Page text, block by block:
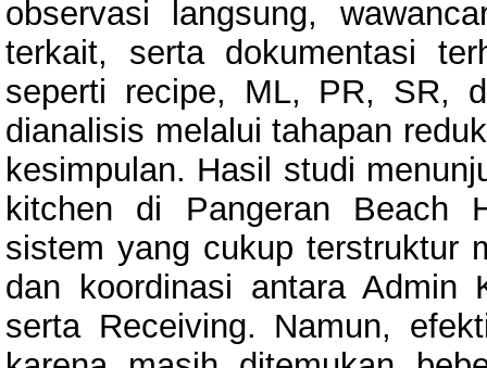
observasi langsung,
terkait, serta dokumentasi
seperti recipe, ML, PR, SR,
dianalisis melalui tahapan
kesimpulan. Hasil studi
kitchen di Pangeran Beach
sistem yang cukup terstruktur
dan koordinasi antara Admin
serta Receiving. Namun,